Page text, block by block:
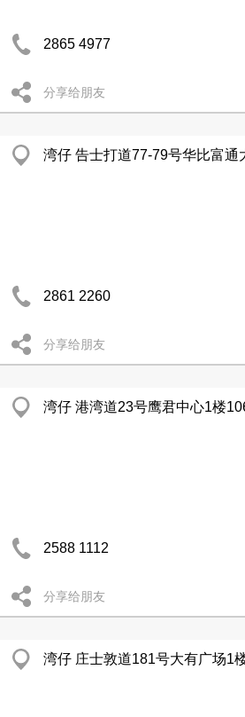
2865 4977
分享给朋友
湾仔 告士打道77-79号华比富通
2861 2260
分享给朋友
湾仔 港湾道23号鹰君中心1楼
2588 1112
分享给朋友
湾仔 庄士敦道181号大有广场1